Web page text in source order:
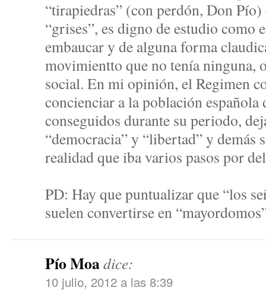
“tirapiedras” (con perdón, Don
“grises”, es digno de estudio como
embaucar y de alguna forma
movimientto que no tenía ninguna,
social. En mi opinión, el Regimen
concienciar a la población
conseguidos durante su periodo,
“democracia” y “libertad” y demás
realidad que iba varios pasos por
PD: Hay que puntualizar que “los
suelen convertirse en
Pío Moadice:
10 julio, 2012 a las 8:39